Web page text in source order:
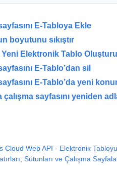
E-Tabloya Ekle
boyutunu sıkıştır
Elektronik Tablo
E-Tablo’dan sil
E-Tablo’da yeni
çalışma sayfasını yeniden
Cloud Web API - Elektronik
Sütunları ve Çalışma